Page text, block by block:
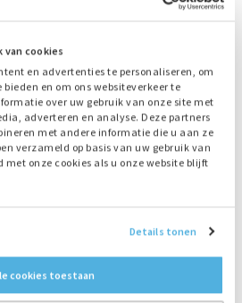
van cookies
en advertenties te personaliseren, om
en om ons websiteverkeer te
over uw gebruik van onze site met
adverteren en analyse. Deze partners
met andere informatie die u aan ze
verzameld op basis van uw gebruik van
met onze cookies als u onze website blijft
Details tonen
cookies toestaan
batterij in onze
34 kWh, de grootste
600 kW en kan 665 kWh aan
Box in de verhuur is zo
en eenvoudig kan worden
dan zelfs de Battery Box 600
om meerdere Battery Boxen
een systeem van meerdere
waarin bijvoorbeeld ook een
andere energiebron is